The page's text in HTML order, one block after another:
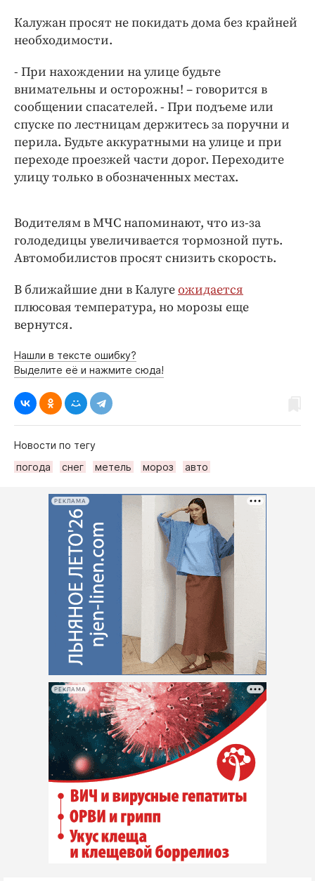
Калужан просят не покидать дома без крайней
необходимости.
- При нахождении на улице будьте
внимательны и осторожны! – говорится в
сообщении спасателей. - При подъеме или
спуске по лестницам держитесь за поручни и
перила. Будьте аккуратными на улице и при
переходе проезжей части дорог. Переходите
улицу только в обозначенных местах.
Водителям в МЧС напоминают, что из-за
голодедицы увеличивается тормозной путь.
Автомобилистов просят снизить скорость.
В ближайшие дни в Калугеожидается
плюсовая температура, но морозы еще
вернутся.
Нашли в тексте ошибку?
Выделите её и нажмите сюда!
Новости по тегу
погода
снег метель мороз авто
РЕКЛАМА
РЕКЛАМА